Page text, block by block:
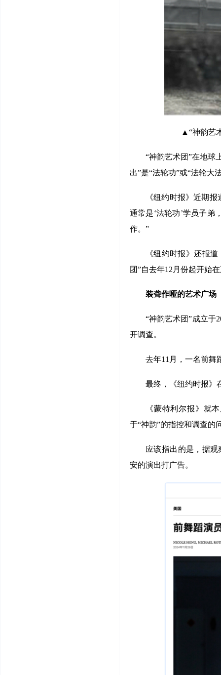
▲“神韵艺
“神韵艺术团”在地球
出”是“法轮功”或“法轮大
《纽约时报》近期
通常是‘法轮功’学员子弟
作。”
《纽约时报》还报
团”自去年12月份起开始
装聋作哑的艺术广场
“神韵艺术团”成立于
开调查。
去年11月，一名前舞
最终，《纽约时报》
《蒙特利尔报》就
于“神韵”的指控和调查的
应该指出的是，据
安的演出打广告。